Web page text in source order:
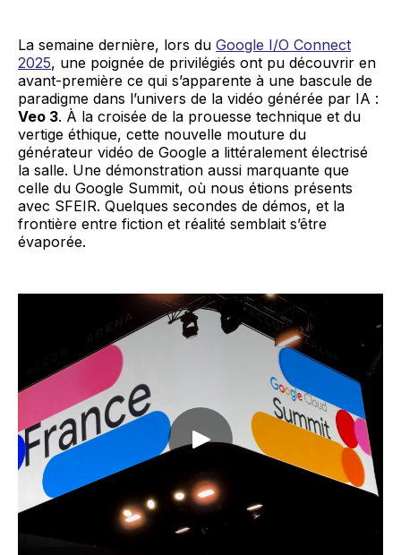
La semaine dernière, lors du Google I/O Connect
2025, une poignée de privilégiés ont pu découvrir en
avant-première ce qui s’apparente à une bascule de
paradigme dans l’univers de la vidéo générée par IA :
Veo 3. À la croisée de la prouesse technique et du
vertige éthique, cette nouvelle mouture du
générateur vidéo de Google a littéralement électrisé
la salle. Une démonstration aussi marquante que
celle du Google Summit, où nous étions présents
avec SFEIR. Quelques secondes de démos, et la
frontière entre fiction et réalité semblait s’être
évaporée.